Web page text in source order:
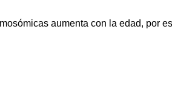
aumenta con la edad, por